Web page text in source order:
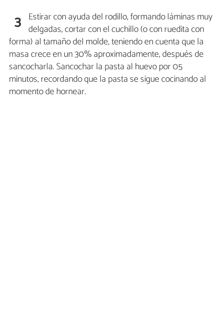
3 Estirar con ayuda del rodillo, formando láminas muy
delgadas, cortar con el cuchillo (o con ruedita con
forma) al tamaño del molde, teniendo en cuenta que la
masa crece en un 30% aproximadamente, después de
sancocharla. Sancochar la pasta al huevo por 05
minutos, recordando que la pasta se sigue cocinando al
momento de hornear.